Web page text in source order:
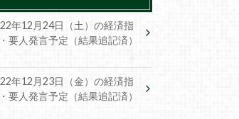
年12月24日（土）の経済指
要人発言予定（結果追記済）
年12月23日（金）の経済指
要人発言予定（結果追記済）